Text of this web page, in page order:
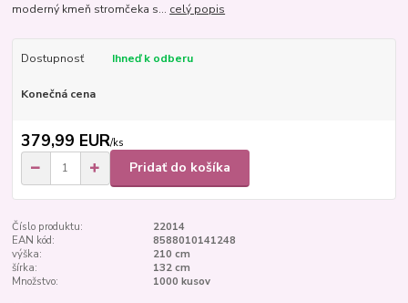
moderný kmeň stromčeka s... celý popis
Dostupnosť Ihneď k odberu
Konečná cena
379,99 EUR/ks
Pridať do košíka
Číslo produktu:
22014
EAN kód:
8588010141248
výška:
210 cm
šírka:
132 cm
Množstvo:
1000 kusov